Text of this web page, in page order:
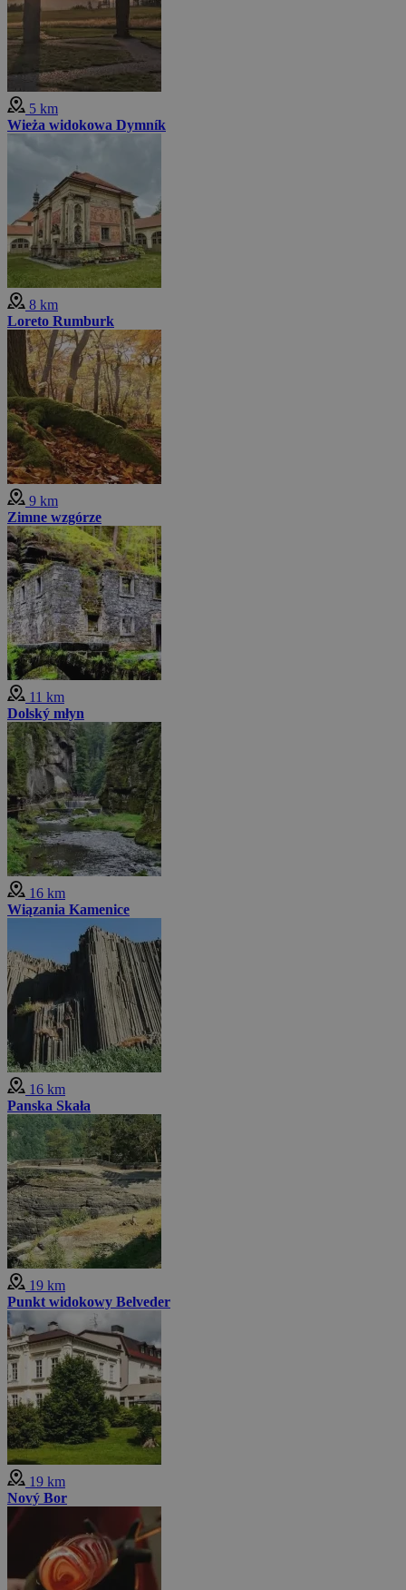
5 km
Wieża widokowa Dymník
8 km
Loreto Rumburk
9 km
Zimne wzgórze
11 km
Dolský młyn
16 km
Wiązania Kamenice
16 km
Panska Skała
19 km
Punkt widokowy Belveder
19 km
Nový Bor